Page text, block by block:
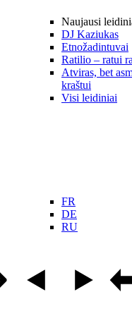
Naujausi
DJ Kaziukas
Etnožadintuvai
Ratilio – ratui
Atviras, bet
kraštui
Visi leidiniai
FR
DE
RU